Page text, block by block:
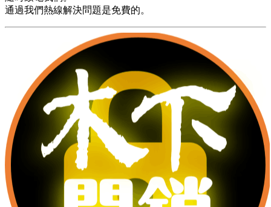
通過我們熱線解決問題是免費的。